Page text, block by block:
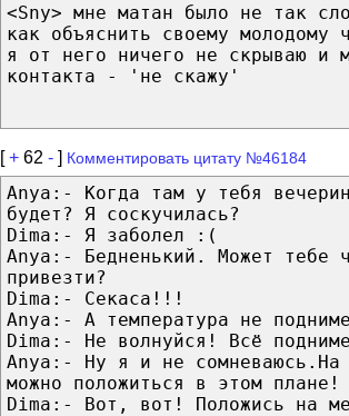
<Sny> мне матан было не так
как объяснить своему молодому
я от него ничего не скрываю и
контакта - 'не скажу'
[+ 62 - ] Комментировать цитату №46184
Anya:- Когда там у тебя
будет? Я соскучилась?
Dima:- Я заболел :(
Anya:- Бедненький. Может тебе
привезти?
Dima:- Секаса!!!
Anya:- А температура не
Dima:- Не волнуйся! Всё
Anya:- Ну я и не сомневаюсь.На
можно положиться в этом плане!
Dima:- Вот, вот! Положись на